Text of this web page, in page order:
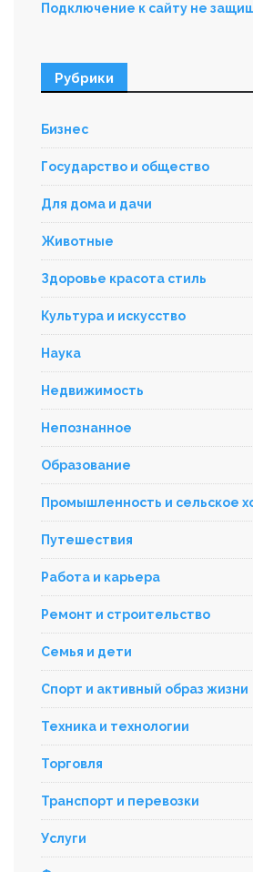
Подключение к сайту не
Рубрики
Бизнес
Государство и общество
Для дома и дачи
Животные
Здоровье красота стиль
Культура и искусство
Наука
Недвижимость
Непознанное
Образование
Промышленность и сельское
Путешествия
Работа и карьера
Ремонт и строительство
Семья и дети
Спорт и активный образ жизни
Техника и технологии
Торговля
Транспорт и перевозки
Услуги